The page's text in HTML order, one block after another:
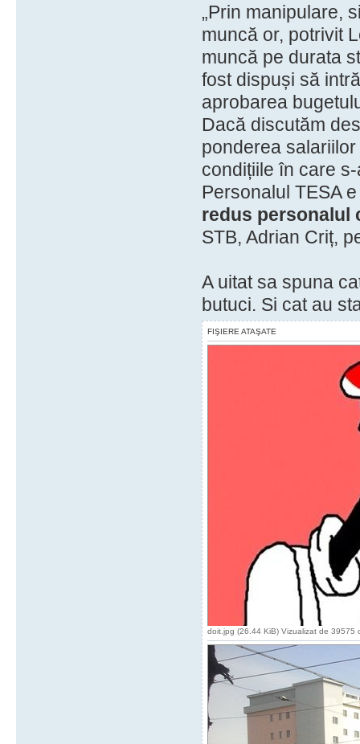
„Prin manipulare,
muncă or, potrivit
muncă pe durata
fost dispuși să
aprobarea
Dacă discutăm
ponderea
condițiile în care
Personalul TESA
redus personalul
STB, Adrian Criț,
A uitat sa spuna
butuci. Si cat au
FIŞIERE ATAŞATE
doit.jpg (26.44 KiB) Vizualizat de 39575